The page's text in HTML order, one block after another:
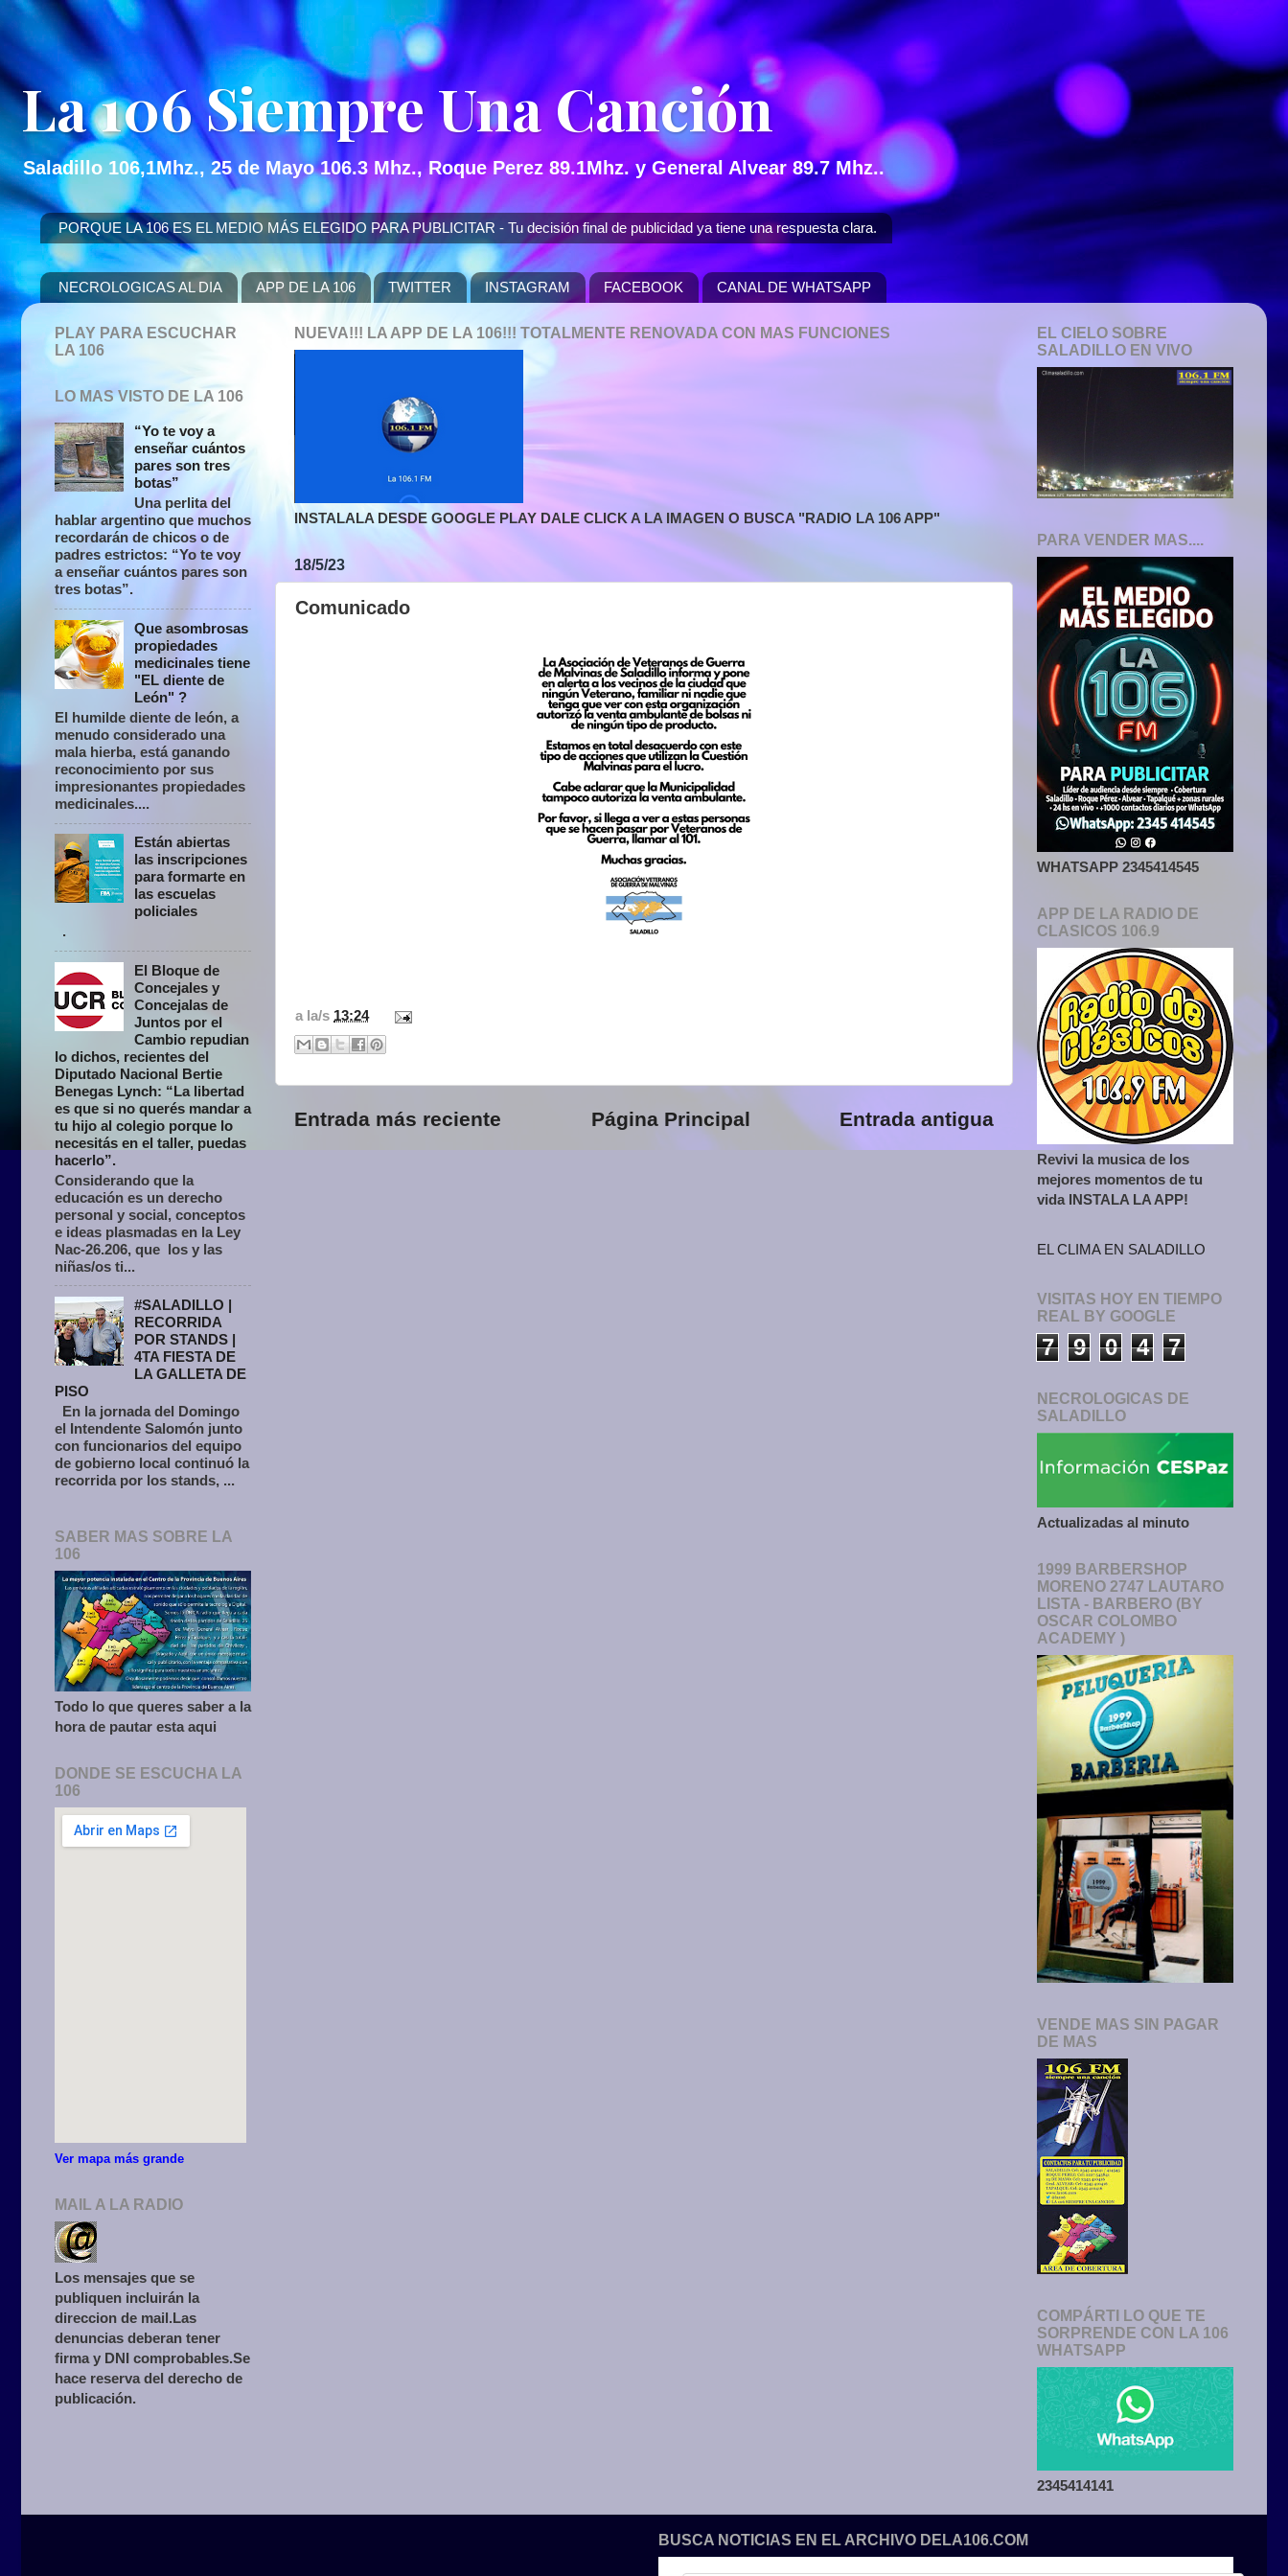
La 106 Siempre Una Canción
Saladillo 106,1Mhz., 25 de Mayo 106.3 Mhz., Roque Perez 89.1Mhz. y General Alvear 89.7 Mhz..
PORQUE LA 106 ES EL MEDIO MÁS ELEGIDO PARA PUBLICITAR - Tu decisión final de publicidad ya tiene una respuesta clara.
NECROLOGICAS AL DIA APP DE LA 106 TWITTER INSTAGRAM FACEBOOK CANAL DE WHATSAPP
NUEVA!!! LA APP DE LA 106!!! TOTALMENTE RENOVADA CON MAS FUNCIONES
INSTALALA DESDE GOOGLE PLAY DALE CLICK A LA IMAGEN O BUSCA "RADIO LA 106 APP"
18/5/23
Comunicado
a la/s 13:24
Entrada más reciente Entrada antigua
Página Principal
PLAY PARA ESCUCHAR
LA 106
LO MAS VISTO DE LA 106
“Yo te voy a
enseñar cuántos
pares son tres
botas”
Una perlita del
hablar argentino que muchos
recordarán de chicos o de
padres estrictos: “Yo te voy
a enseñar cuántos pares son
tres botas”.
Que asombrosas
propiedades
medicinales tiene
"EL diente de
León" ?
El humilde diente de león, a
menudo considerado una
mala hierba, está ganando
reconocimiento por sus
impresionantes propiedades
medicinales....
Están abiertas
las inscripciones
para formarte en
las escuelas
policiales
.
El Bloque de
Concejales y
Concejalas de
Juntos por el
Cambio repudian
lo dichos, recientes del
Diputado Nacional Bertie
Benegas Lynch: “La libertad
es que si no querés mandar a
tu hijo al colegio porque lo
necesitás en el taller, puedas
hacerlo”.
Considerando que la
educación es un derecho
personal y social, conceptos
e ideas plasmadas en la Ley
Nac-26.206, que los y las
niñas/os ti...
#SALADILLO |
RECORRIDA
POR STANDS |
4TA FIESTA DE
LA GALLETA DE
PISO
En la jornada del Domingo
el Intendente Salomón junto
con funcionarios del equipo
de gobierno local continuó la
recorrida por los stands, ...
SABER MAS SOBRE LA
106
Todo lo que queres saber a la
hora de pautar esta aqui
DONDE SE ESCUCHA LA
106
Ver mapa más grande
MAIL A LA RADIO
Los mensajes que se
publiquen incluirán la
direccion de mail.Las
denuncias deberan tener
firma y DNI comprobables.Se
hace reserva del derecho de
publicación.
EL CIELO SOBRE
SALADILLO EN VIVO
PARA VENDER MAS....
WHATSAPP 2345414545
APP DE LA RADIO DE
CLASICOS 106.9
Revivi la musica de los
mejores momentos de tu
vida INSTALA LA APP!
EL CLIMA EN SALADILLO
VISITAS HOY EN TIEMPO
REAL BY GOOGLE
7 9 0 4 7
NECROLOGICAS DE
SALADILLO
Actualizadas al minuto
1999 BARBERSHOP
MORENO 2747 LAUTARO
LISTA - BARBERO (BY
OSCAR COLOMBO
ACADEMY )
VENDE MAS SIN PAGAR
DE MAS
COMPÁRTI LO QUE TE
SORPRENDE CON LA 106
WHATSAPP
2345414141
BUSCA NOTICIAS EN EL ARCHIVO DELA106.COM